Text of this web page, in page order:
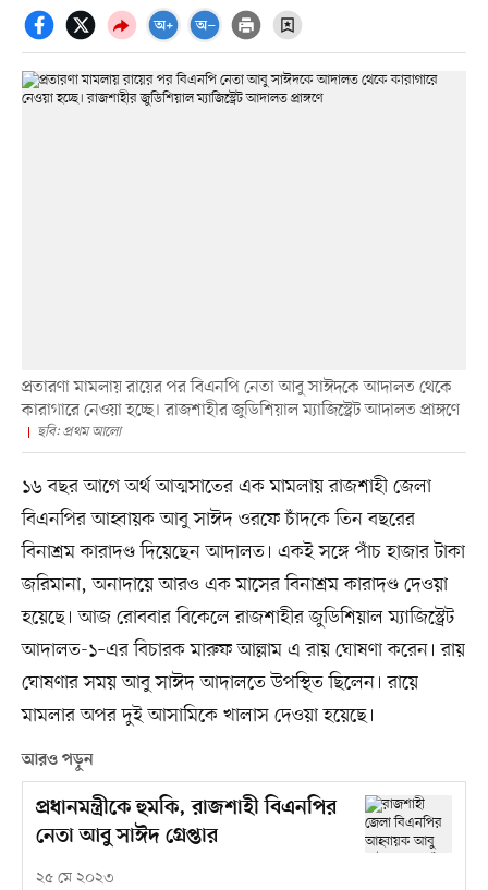
প্রতারণা মামলায় রায়ের পর বিএনপি নেতা আবু সাঈদকে আদালত থেকে
কারাগারে নেওয়া হচ্ছে। রাজশাহীর জুডিশিয়াল ম্যাজিস্ট্রেট আদালত প্রাঙ্গণে
ছবি: প্রথম আলো
১৬ বছর আগে অর্থ আত্মসাতের এক মামলায় রাজশাহী জেলা
বিএনপির আহ্বায়ক আবু সাঈদ ওরফে চাঁদকে তিন বছরের
বিনাশ্রম কারাদণ্ড দিয়েছেন আদালত। একই সঙ্গে পাঁচ হাজার টাকা
জরিমানা, অনাদায়ে আরও এক মাসের বিনাশ্রম কারাদণ্ড দেওয়া
হয়েছে। আজ রোববার বিকেলে রাজশাহীর জুডিশিয়াল ম্যাজিস্ট্রেট
আদালত-১–এর বিচারক মারুফ আল্লাম এ রায় ঘোষণা করেন। রায়
ঘোষণার সময় আবু সাঈদ আদালতে উপস্থিত ছিলেন। রায়ে
মামলার অপর দুই আসামিকে খালাস দেওয়া হয়েছে।
আরও পড়ুন
প্রধানমন্ত্রীকে হুমকি, রাজশাহী বিএনপির
নেতা আবু সাঈদ গ্রেপ্তার
২৫ মে ২০২৩